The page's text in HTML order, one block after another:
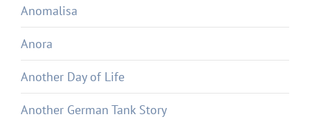
Anomalisa
Anora
Another Day of Life
Another German Tank Story